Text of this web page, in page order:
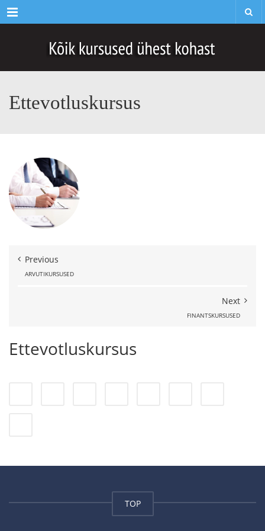
Menu
Ettevotluskursus
Previous
ARVUTIKURSUSED
Next
FINANTSKURSUSED
Ettevotluskursus
TOP